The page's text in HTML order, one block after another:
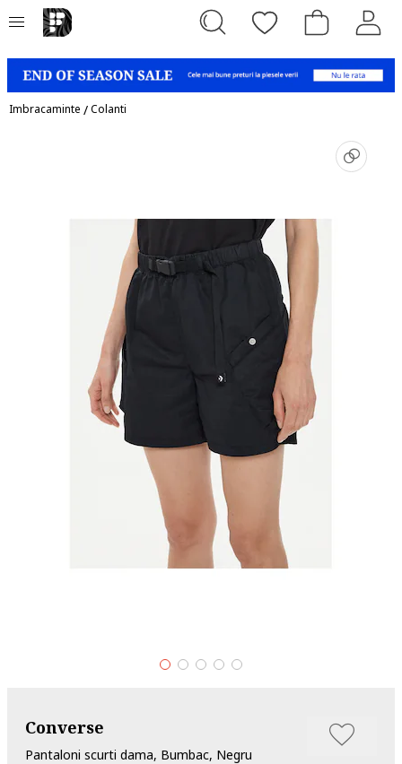
Imbracaminte /Colanti
Converse
Pantaloni scurti dama, Bumbac, Negru